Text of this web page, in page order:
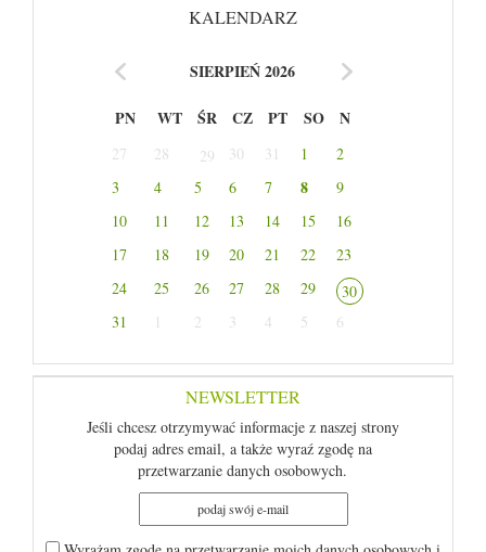
KALENDARZ
SIERPIEŃ 2026
PN WT ŚR CZ PT SO N
27 28 29 30 31 1
2
3
4 5 6 7 8
9
10
11 12 13 14 15
16
17
18 19 20 21 22
23
24
25 26 27 28 29
30
31
1 2 3 4 5 6
NEWSLETTER
Jeśli chcesz otrzymywać informacje z naszej strony
podaj adres email, a także wyraź zgodę na
przetwarzanie danych osobowych.